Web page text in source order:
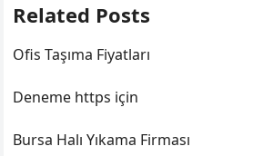
Related Posts
Ofis Taşıma Fiyatları
Deneme https için
Bursa Halı Yıkama Firması